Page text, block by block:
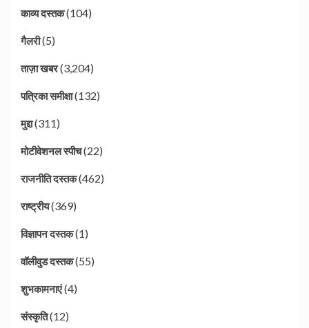
काव्य दस्तक(104)
गैलरी(5)
ताज़ा खबर(3,204)
पत्रिका समीक्षा(132)
मुद्दा(311)
मोटीवेशनल स्पीच(22)
राजनीति दस्तक(462)
राष्ट्रीय(369)
विज्ञापन दस्तक(1)
वॉलीवुड दस्तक(55)
शुभकामनाएं(4)
संस्कृति(12)